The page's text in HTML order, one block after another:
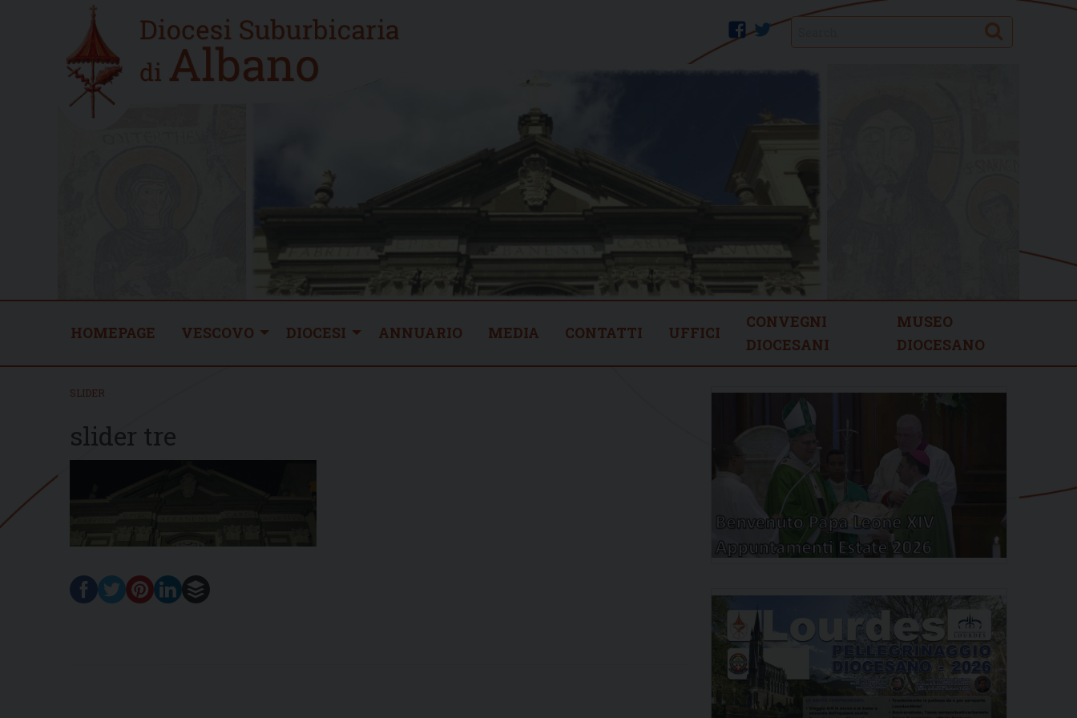
Home
new
twitter
facebook Search
HOMEPAGE VESCOVO DIOCESI ANNUARIO MEDIA CONTATTI UFFICI
CONVEGNI
DIOCESANI
MUSEO
DIOCESANO
SLIDER
slider tre